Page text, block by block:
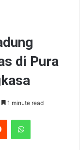
di Pura
1 minute read